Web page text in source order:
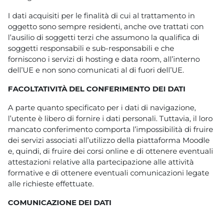
I dati acquisiti per le finalità di cui al trattamento in
oggetto sono sempre residenti, anche ove trattati con
l’ausilio di soggetti terzi che assumono la qualifica di
soggetti responsabili e sub-responsabili e che
forniscono i servizi di hosting e data room, all’interno
dell’UE e non sono comunicati al di fuori dell’UE.
FACOLTATIVITÀ DEL CONFERIMENTO DEI DATI
A parte quanto specificato per i dati di navigazione,
l’utente è libero di fornire i dati personali. Tuttavia, il loro
mancato conferimento comporta l’impossibilità di fruire
dei servizi associati all’utilizzo della piattaforma Moodle
e, quindi, di fruire dei corsi online e di ottenere eventuali
attestazioni relative alla partecipazione alle attività
formative e di ottenere eventuali comunicazioni legate
alle richieste effettuate.
COMUNICAZIONE DEI DATI